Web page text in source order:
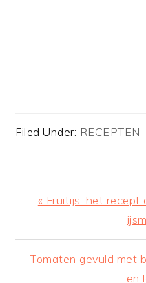
Filed Under: RECEPTEN
Previous
« Fruitijs: het recept
Next
Tomaten gevuld met
en